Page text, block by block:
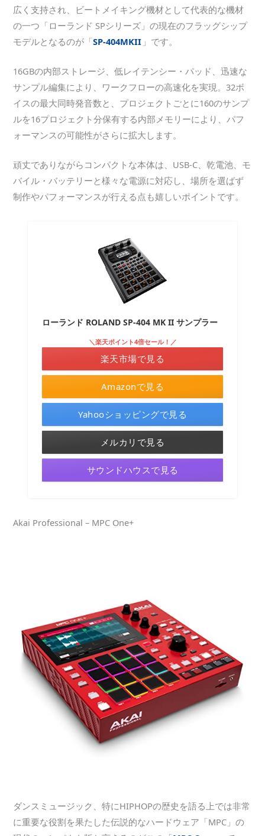
広く支持され、ビートメイキング機材として代表的な機材
の一つ「ローランド SPシリーズ」の現在のフラッグシップ
モデルとなるのが「SP-404MKII 」です。
16GBの内部ストレージ、低レイテンシー・パッド、迅速な
サンプル編集により、ワークフローの高速化を実現。32ボ
イスの最大同時発音数と、プロジェクトごとに160のサンプ
ルを16プロジェクト分保有する内部メモリーにより、パフ
ォーマンスの可能性がさらに拡大します。
頑丈でありながらコンパクトな本体は、USB-C、乾電池、モ
バイル・バッテリーと様々な電源に対応し、場所を選ばず
制作やパフォーマンスが行える点も嬉しいポイントです。
ローランド ROLAND SP-404 MK II サンプラー
Amazonで見る
＼楽天ポイント4倍セール！／
楽天市場で見る
Yahooショッピングで見る
メルカリで見る
サウンドハウスで見る
Akai Professional – MPC One+
ダンスミュージック、特にHIPHOPの歴史を語る上では非常
に重要な役割を果たした伝説的なハードウェア「MPC」の